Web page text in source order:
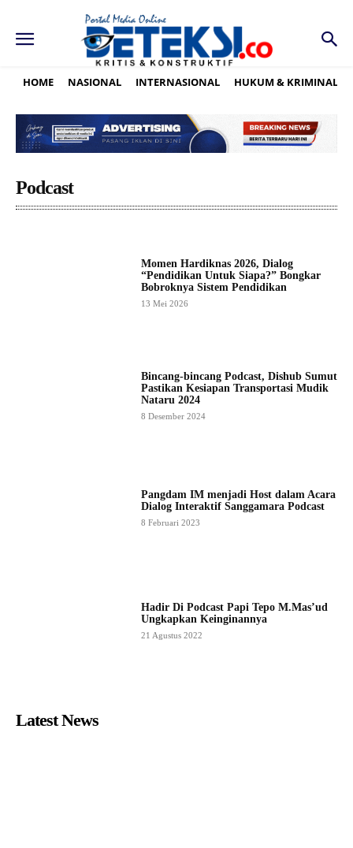
HOME NASIONAL INTERNASIONAL HUKUM & KRIMINAL
Podcast
Momen Hardiknas 2026, Dialog
“Pendidikan Untuk Siapa?” Bongkar
Bobroknya Sistem Pendidikan
13 Mei 2026
Bincang-bincang Podcast, Dishub Sumut
Pastikan Kesiapan Transportasi Mudik
Nataru 2024
8 Desember 2024
Pangdam IM menjadi Host dalam Acara
Dialog Interaktif Sanggamara Podcast
8 Februari 2023
Hadir Di Podcast Papi Tepo M.Mas’ud
Ungkapkan Keinginannya
21 Agustus 2022
Latest News